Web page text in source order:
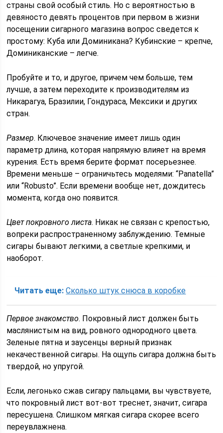
страны свой особый стиль. Но с вероятностью в
девяносто девять процентов при первом в жизни
посещении сигарного магазина вопрос сведется к
простому: Куба или Доминикана? Кубинские – крепче,
Доминиканские – легче.
Пробуйте и то, и другое, причем чем больше, тем
лучше, а затем переходите к производителям из
Никарагуа, Бразилии, Гондураса, Мексики и других
стран.
Размер. Ключевое значение имеет лишь один
параметр длина, которая напрямую влияет на время
курения. Есть время берите формат посерьезнее.
Времени меньше – ограничьтесь моделями: “Panatella”
или “Robusto”. Если времени вообще нет, дождитесь
момента, когда оно появится.
Цвет покровного листа. Никак не связан с крепостью,
вопреки распространенному заблуждению. Темные
сигары бывают легкими, а светлые крепкими, и
наоборот.
Читать еще: Сколько штук снюса в коробке
Первое знакомство. Покровный лист должен быть
маслянистым на вид, ровного однородного цвета.
Зеленые пятна и заусенцы верный признак
некачественной сигары. На ощупь сигара должна быть
твердой, но упругой.
Если, легонько сжав сигару пальцами, вы чувствуете,
что покровный лист вот-вот треснет, значит, сигара
пересушена. Слишком мягкая сигара скорее всего
переувлажнена.